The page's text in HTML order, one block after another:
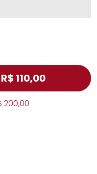
110,00
200,00